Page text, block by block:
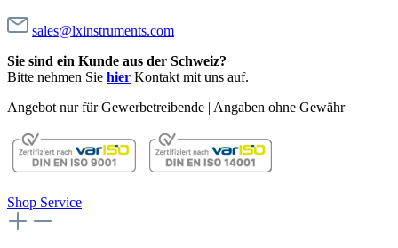
sales@lxinstruments.com
Sie sind ein Kunde aus der Schweiz?
Bitte nehmen Sie hier Kontakt mit uns auf.
Angebot nur für Gewerbetreibende | Angaben ohne Gewähr
Shop Service